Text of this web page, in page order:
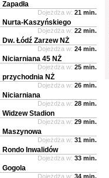
Zapadła
Dojeżdża w: 21 min.
Nurta-Kaszyńskiego
Dojeżdża w: 22 min.
Dw. Łódź Zarzew NŻ
Dojeżdża w: 24 min.
Niciarniana 45 NŻ
Dojeżdża w: 25 min.
przychodnia NŻ
Dojeżdża w: 26 min.
Niciarniana
Dojeżdża w: 28 min.
Widzew Stadion
Dojeżdża w: 29 min.
Maszynowa
Dojeżdża w: 31 min.
Rondo Inwalidów
Dojeżdża w: 33 min.
Gogola
Dojeżdża w: 34 min.